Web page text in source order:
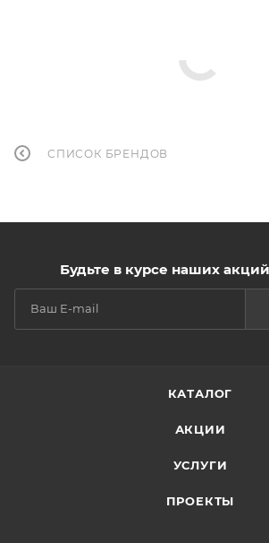
СПИСОК БРЕНДОВ
Будьте в курсе наших
КАТАЛОГ
АКЦИИ
УСЛУГИ
ПРОЕКТЫ